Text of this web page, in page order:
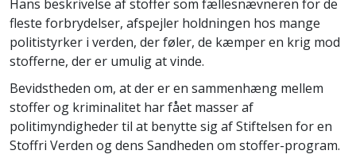
Hans beskrivelse af stoffer som fællesnævneren for de
fleste forbrydelser, afspejler holdningen hos mange
politistyrker i verden, der føler, de kæmper en krig mod
stofferne, der er umulig at vinde.
Bevidstheden om, at der er en sammenhæng mellem
stoffer og kriminalitet har fået masser af
politimyndigheder til at benytte sig af Stiftelsen for en
Stoffri Verden og dens Sandheden om stoffer-program.